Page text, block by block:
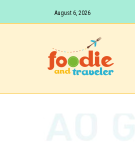
August 6, 2026